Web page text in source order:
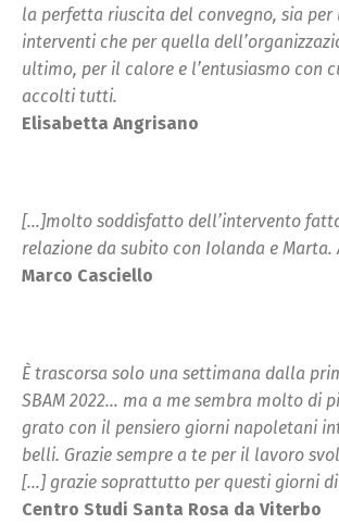
la perfetta riuscita del convegno, sia
interventi che per quella
ultimo, per il calore e l’entusiasmo con
accolti tutti.
Elisabetta Angrisano
[…]molto soddisfatto dell’intervento
relazione da subito con Iolanda e Marta.
Marco Casciello
È trascorsa solo una settimana dalla
SBAM 2022… ma a me sembra molto di
grato con il pensiero giorni napoletani
belli. Grazie sempre a te per il lavoro
[…] grazie soprattutto per questi giorni
Centro Studi Santa Rosa da Viterbo